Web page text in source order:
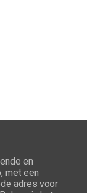
en
met een
adres voor